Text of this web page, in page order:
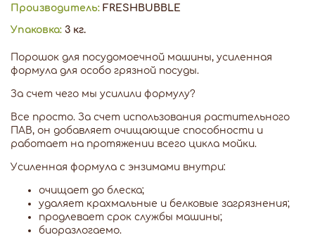
Производитель: FRESHBUBBLE
Упаковка: 3 кг.
Порошок для посудомоечной машины, усиленная
формула для особо грязной посуды.
За счет чего мы усилили формулу?
Все просто. За счет использования растительного
ПАВ, он добавляет очищающие способности и
работает на протяжении всего цикла мойки.
Усиленная формула с энзимами внутри:
очищает до блеска;
удаляет крахмальные и белковые загрязнения;
продлевает срок службы машины;
биоразлогаемо.